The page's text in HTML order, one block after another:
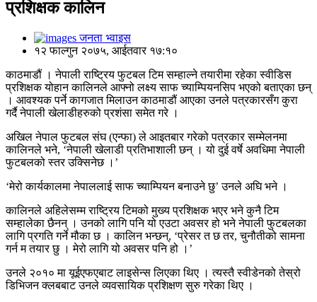
प्रशिक्षक कालिन
जनता भ्वाइस
१२ फाल्गुन २०७५, आईतवार १७:१०
काठमाडौं । नेपाली राष्ट्रिय फुटबल टिम सम्हाल्ने तयारीमा रहेका स्वीडिस
प्रशिक्षक योहान कालिनले आफ्नो लक्ष्य साफ च्याम्पियनसिप भएको बताएका छन्
। आवश्यक पर्ने कागजात मिलाउन काठमाडौं आएका उनले पत्रकारसँग कुरा
गर्दै नेपाली खेलाडीहरुको प्रशंसा समेत गरे ।
अखिल नेपाल फुटबल संघ (एन्फा) ले आइतबार गरेको पत्रकार सम्मेलनमा
कालिनले भने, ‘नेपाली खेलाडी प्रतिभाशाली छन् । यो दुई वर्षे अवधिमा नेपाली
फुटबलको स्तर उक्सिनेछ ।’
‘मेरो कार्यकालमा नेपाललाई साफ च्याम्पियन बनाउने छु’ उनले अघि भने ।
कालिनले अहिलेसम्म राष्ट्रिय टिमको मुख्य प्रशिक्षक भएर भने कुनै टिम
सम्हालेका छैनन् । उनको लागि पनि यो एउटा अवसर हो भने नेपाली फुटबलका
लागि प्रगति गर्ने मौका छ । कालिन भन्छन्, ‘प्रेसर त छ तर, चुनौतीको सामना
गर्न म तयार छु । मेरो लागि यो अवसर पनि हो ।’
उनले २०१० मा यूईएफएबाट लाइसेन्स लिएका थिए । त्यस्तै स्वीडेनको तेस्रो
डिभिजन क्लबबाट उनले व्यवसायिक प्रशिक्षण सुरु गरेका थिए ।